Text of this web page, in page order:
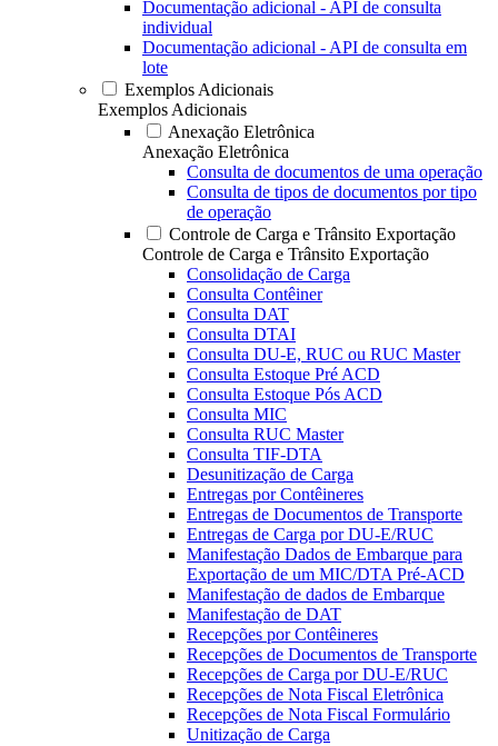
Documentação adicional - API de consulta
individual
Documentação adicional - API de consulta em
lote
Exemplos Adicionais
Exemplos Adicionais
Anexação Eletrônica
Anexação Eletrônica
Consulta de documentos de uma operação
Consulta de tipos de documentos por tipo
de operação
Controle de Carga e Trânsito Exportação
Controle de Carga e Trânsito Exportação
Consolidação de Carga
Consulta Contêiner
Consulta DAT
Consulta DTAI
Consulta DU-E, RUC ou RUC Master
Consulta Estoque Pré ACD
Consulta Estoque Pós ACD
Consulta MIC
Consulta RUC Master
Consulta TIF-DTA
Desunitização de Carga
Entregas por Contêineres
Entregas de Documentos de Transporte
Entregas de Carga por DU-E/RUC
Manifestação Dados de Embarque para
Exportação de um MIC/DTA Pré-ACD
Manifestação de dados de Embarque
Manifestação de DAT
Recepções por Contêineres
Recepções de Documentos de Transporte
Recepções de Carga por DU-E/RUC
Recepções de Nota Fiscal Eletrônica
Recepções de Nota Fiscal Formulário
Unitização de Carga